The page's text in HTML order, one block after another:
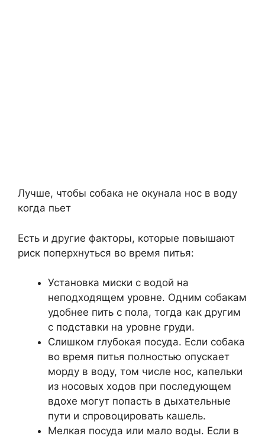
Лучше, чтобы собака не окунала нос в воду
когда пьет
Есть и другие факторы, которые повышают
риск поперхнуться во время питья:
Установка миски с водой на
неподходящем уровне. Одним собакам
удобнее пить с пола, тогда как другим
с подставки на уровне груди.
Слишком глубокая посуда. Если собака
во время питья полностью опускает
морду в воду, том числе нос, капельки
из носовых ходов при последующем
вдохе могут попасть в дыхательные
пути и спровоцировать кашель.
Мелкая посуда или мало воды. Если в